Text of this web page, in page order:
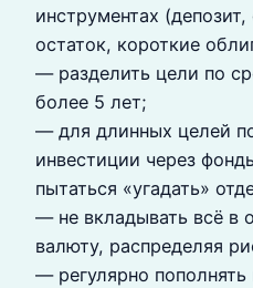
инструментах
остаток, короткие
— разделить цели по
более 5 лет;
— для длинных целей
инвестиции через
пытаться «угадать»
— не вкладывать всё в
валюту, распределяя
— регулярно